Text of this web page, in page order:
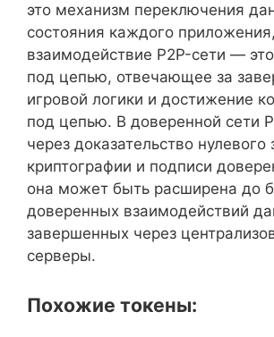
это механизм переключения
состояния каждого
взаимодействие P2P-сети —
под цепью, отвечающее за
игровой логики и достижение
под цепью. В доверенной сети
через доказательство нулевого
криптографии и подписи
она может быть расширена до
доверенных взаимодействий
завершенных через
серверы.
Похожие токены: